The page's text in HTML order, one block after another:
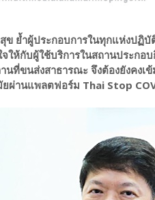
ข ย้ำผู้ประกอบการในทุกแห่งปฏิ
ให้กับผู้ใช้บริการในสถานประก
นที่ขนส่งสาธารณะ จึงต้องยังคงเ
ผ่านแพลตฟอร์ม Thai Stop